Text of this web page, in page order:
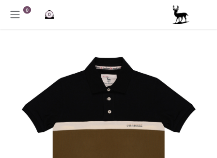
تخطي للذهاب إلى المحتوى
0
0